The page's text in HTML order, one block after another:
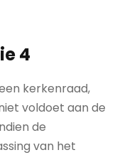
4
kerkenraad,
voldoet aan de
de
van het